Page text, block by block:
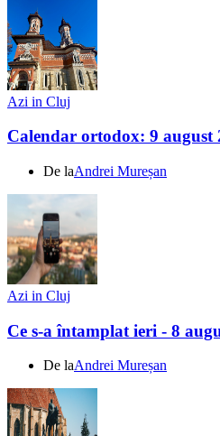
Azi in Cluj
Calendar ortodox: 9 august
De laAndrei Mureșan
Azi in Cluj
Ce s-a întamplat ieri - 8
De laAndrei Mureșan